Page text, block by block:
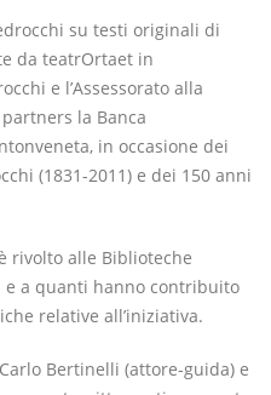
su testi originali di
da teatrOrtaet in
e l’Assessorato alla
la Banca
in occasione dei
(1831-2011) e dei 150 anni
rivolto alle Biblioteche
e a quanti hanno contribuito
relative all’iniziativa.
Bertinelli (attore-guida) e